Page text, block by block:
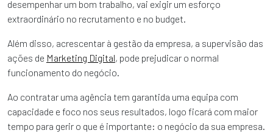
desempenhar um bom trabalho, vai exigir um esforço
extraordinário no recrutamento e no budget.
Além disso, acrescentar à gestão da empresa, a supervisão das
ações de Marketing Digital, pode prejudicar o normal
funcionamento do negócio.
Ao contratar uma agência tem garantida uma equipa com
capacidade e foco nos seus resultados, logo ficará com maior
tempo para gerir o que é importante: o negócio da sua empresa.